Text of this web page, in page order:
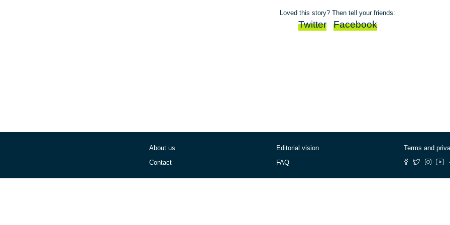
Loved this story? Then tell your friends:
Twitter Facebook
About us
Contact
Editorial vision
FAQ
Terms and